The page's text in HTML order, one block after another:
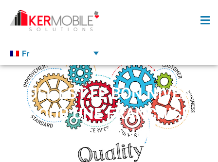
Fr
QUEL EST LE BON NIVEAU
POUR UNE FRANCHISE
D’ASSURANCE ?